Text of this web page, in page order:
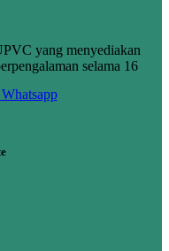
yang menyediakan
selama 16
Whatsapp